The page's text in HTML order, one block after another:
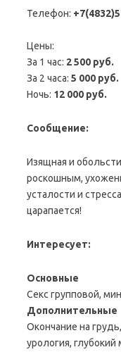
Телефон:
Цены:
За 1 час: 2 500 руб.
За 2 часа: 5 000 руб.
Ночь: 12 000 руб.
Сообщение:
Изящная и
роскошным,
усталости и
царапается!
Интересует:
Основные
Секс групповой,
Дополнительные
Окончание на
урология, глубокий